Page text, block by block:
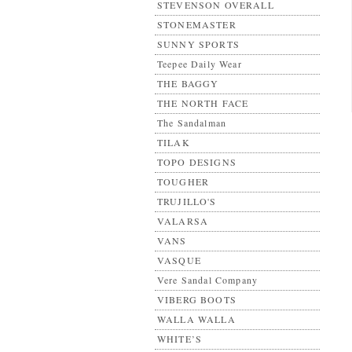
STEVENSON OVERALL
STONEMASTER
SUNNY SPORTS
Teepee Daily Wear
THE BAGGY
THE NORTH FACE
The Sandalman
TILAK
TOPO DESIGNS
TOUGHER
TRUJILLO'S
VALARSA
VANS
VASQUE
Vere Sandal Company
VIBERG BOOTS
WALLA WALLA
WHITE’S